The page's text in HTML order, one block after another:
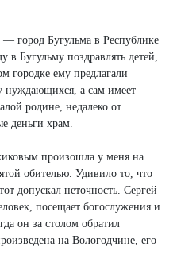
город Бугульма в Республике
в Бугульму поздравлять детей,
городке ему предлагали
нуждающихся, а сам имеет
родине, недалеко от
деньги храм.
произошла у меня на
обителью. Удивило то, что
допускал неточность. Сергей
посещает богослужения и
он за столом обратил
на Вологодчине, его